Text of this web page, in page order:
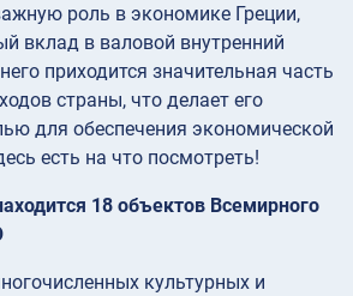
роль в экономике Греции,
вклад в валовой внутренний
приходится значительная часть
страны, что делает его
для обеспечения экономической
есть на что посмотреть!
18 объектов Всемирного
культурных и